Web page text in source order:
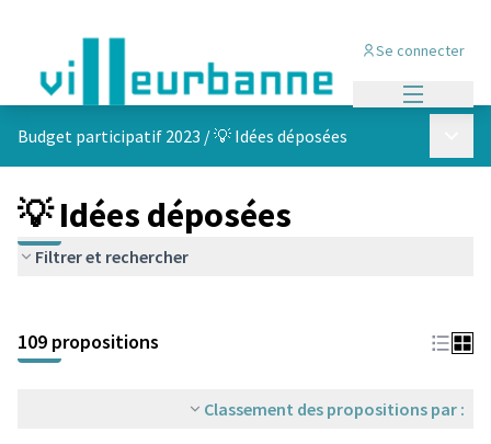
Se connecter
Budget participatif 2023 /💡 Idées déposées
💡 Idées déposées
Filtrer et rechercher
+
−
109 propositions
Classement des propositions par :